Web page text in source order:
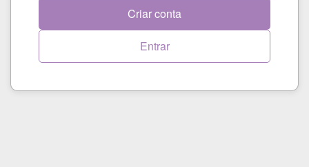
Criar conta
Entrar